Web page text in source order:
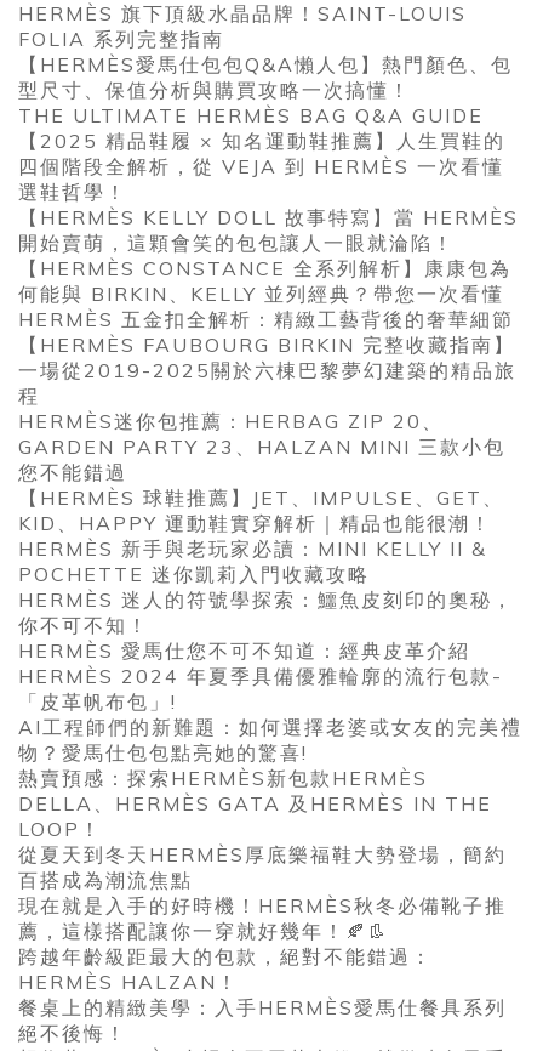
HERMÈS 旗下頂級水晶品牌！SAINT-LOUIS
FOLIA 系列完整指南
【HERMÈS愛馬仕包包Q&A懶人包】熱門顏色、包
型尺寸、保值分析與購買攻略一次搞懂！
THE ULTIMATE HERMÈS BAG Q&A GUIDE
【2025 精品鞋履 × 知名運動鞋推薦】人生買鞋的
四個階段全解析，從 VEJA 到 HERMÈS 一次看懂
選鞋哲學！
【HERMÈS KELLY DOLL 故事特寫】當 HERMÈS
開始賣萌，這顆會笑的包包讓人一眼就淪陷！
【HERMÈS CONSTANCE 全系列解析】康康包為
何能與 BIRKIN、KELLY 並列經典？帶您一次看懂
HERMÈS 五金扣全解析：精緻工藝背後的奢華細節
【HERMÈS FAUBOURG BIRKIN 完整收藏指南】
一場從2019-2025關於六棟巴黎夢幻建築的精品旅
程
HERMÈS迷你包推薦：HERBAG ZIP 20、
GARDEN PARTY 23、HALZAN MINI 三款小包
您不能錯過
【HERMÈS 球鞋推薦】JET、IMPULSE、GET、
KID、HAPPY 運動鞋實穿解析｜精品也能很潮！
HERMÈS 新手與老玩家必讀：MINI KELLY II &
POCHETTE 迷你凱莉入門收藏攻略
HERMÈS 迷人的符號學探索：鱷魚皮刻印的奧秘，
你不可不知！
HERMÈS 愛馬仕您不可不知道：經典皮革介紹
HERMÈS 2024 年夏季具備優雅輪廓的流行包款-
「皮革帆布包」!
AI工程師們的新難題：如何選擇老婆或女友的完美禮
物？愛馬仕包包點亮她的驚喜!
熱賣預感：探索HERMÈS新包款HERMÈS
DELLA、HERMÈS GATA 及HERMÈS IN THE
LOOP！
從夏天到冬天HERMÈS厚底樂福鞋大勢登場，簡約
百搭成為潮流焦點
現在就是入手的好時機！HERMÈS秋冬必備靴子推
薦，這樣搭配讓你一穿就好幾年！🍂👢
跨越年齡級距最大的包款，絕對不能錯過：
HERMÈS HALZAN！
餐桌上的精緻美學：入手HERMÈS愛馬仕餐具系列
絕不後悔！